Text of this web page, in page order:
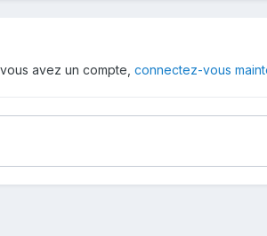
avez un compte, connectez-vous